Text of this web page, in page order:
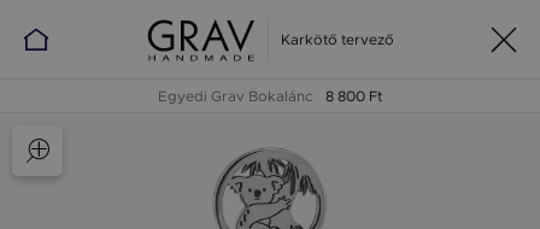
Karkötő tervező
Egyedi Grav Bokalánc 8 800 Ft